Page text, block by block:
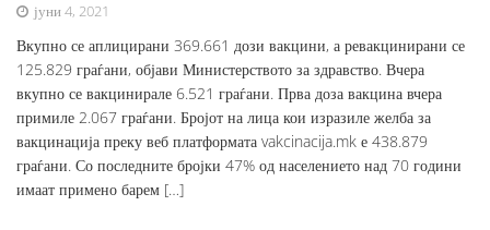
јуни 4, 2021
Вкупно се аплицирани 369.661 дози вакцини, а ревакцинирани се
125.829 граѓани, објави Министерството за здравство. Вчера
вкупно се вакцинирале 6.521 граѓани. Прва доза вакцина вчера
примиле 2.067 граѓани. Бројот на лица кои изразиле желба за
вакцинација преку веб платформата vakcinacija.mk е 438.879
граѓани. Со последните бројки 47% од населението над 70 години
имаат примено барем […]